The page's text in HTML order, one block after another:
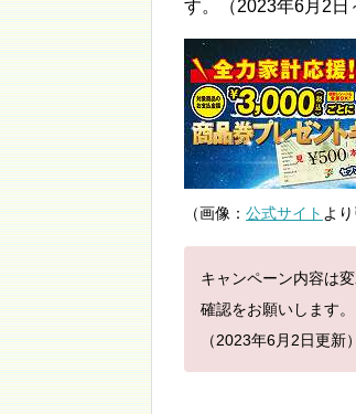
す。（2023年6月2日
（画像： 公式サイト より
キャンペーン内容は
確認をお願いします。
（2023年6月2日更新）